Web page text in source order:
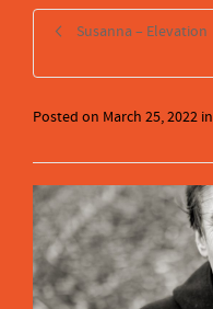
Susanna – Elevation
Posted on March 25, 2022 in